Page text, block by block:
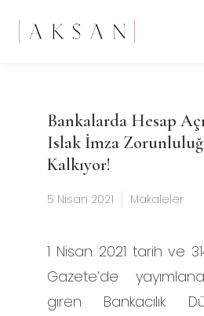
Bankalarda Hesap
Islak İmza
Kalkıyor!
5 Nisan 2021 Makaleler
1 Nisan 2021 tarih ve
Gazete’de
giren Bankacılık